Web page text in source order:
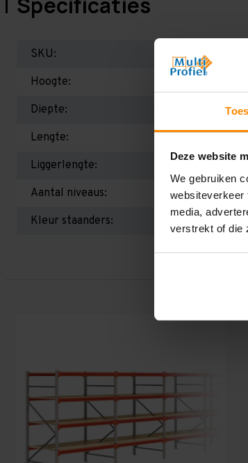
Deze website
We gebruiken
websiteverkeer
media,
verstrekt of die
SKU:
Hoogte:
Diepte:
Lengte:
Liggerlengte:
Aantal niveaus:
Kleur staanders: